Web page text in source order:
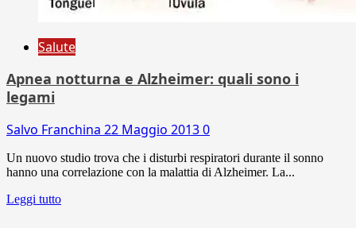
Salute
Apnea notturna e Alzheimer: quali sono i
legami
Salvo Franchina 22 Maggio 20130
Un nuovo studio trova che i disturbi respiratori durante il sonno
hanno una correlazione con la malattia di Alzheimer. La...
Leggi tutto